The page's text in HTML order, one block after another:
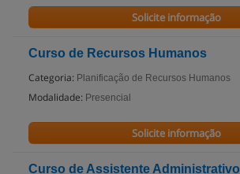
Solicite informação
Curso de Recursos Humanos
Categoria: Planificação de Recursos Humanos
Modalidade: Presencial
Solicite informação
Curso de Assistente Administrativo